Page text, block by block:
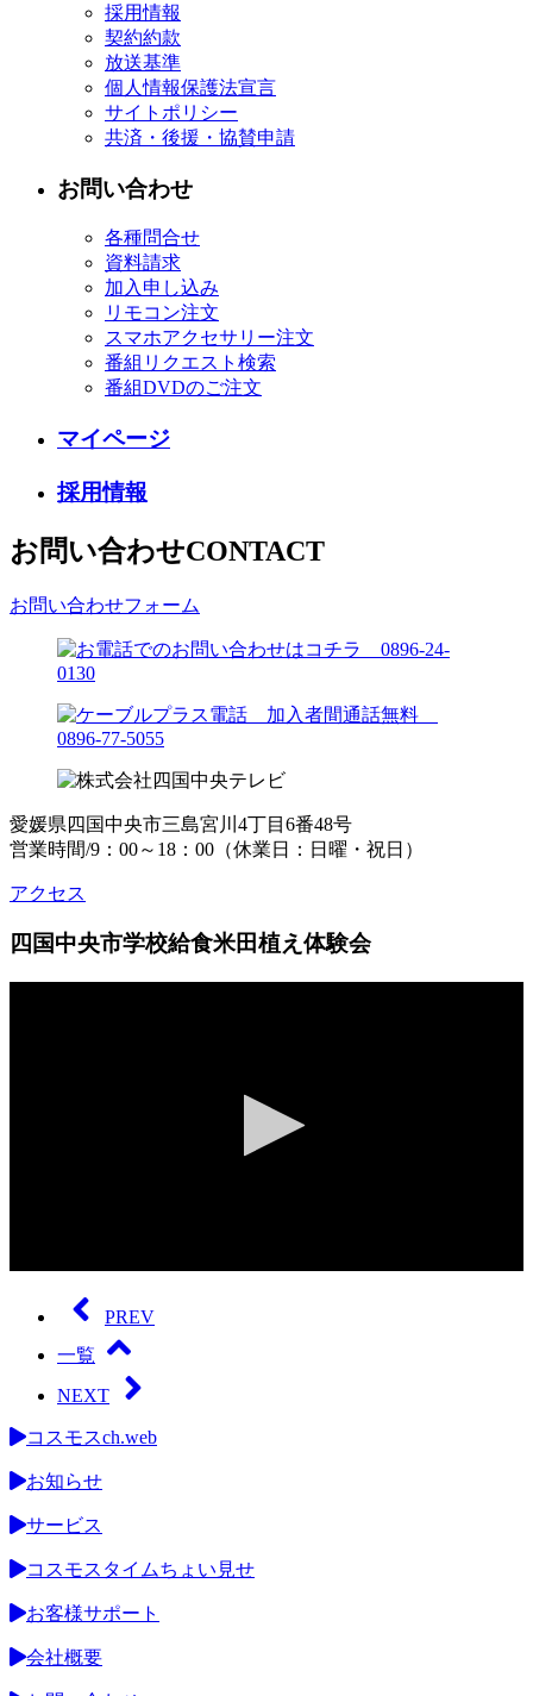
採用情報
契約約款
放送基準
個人情報保護法宣言
サイトポリシー
共済・後援・協賛申請
お問い合わせ
各種問合せ
資料請求
加入申し込み
リモコン注文
スマホアクセサリー注文
番組リクエスト検索
番組DVDのご注文
マイページ
採用情報
お問い合わせCONTACT
お問い合わせフォーム
愛媛県四国中央市三島宮川4丁目6番48号
営業時間/9：00～18：00（休業日：日曜・祝日）
アクセス
四国中央市学校給食米田植え体験会
seconds
seconds
PREV
一覧
NEXT
コスモスch.web
お知らせ
サービス
コスモスタイムちょい見せ
お客様サポート
会社概要